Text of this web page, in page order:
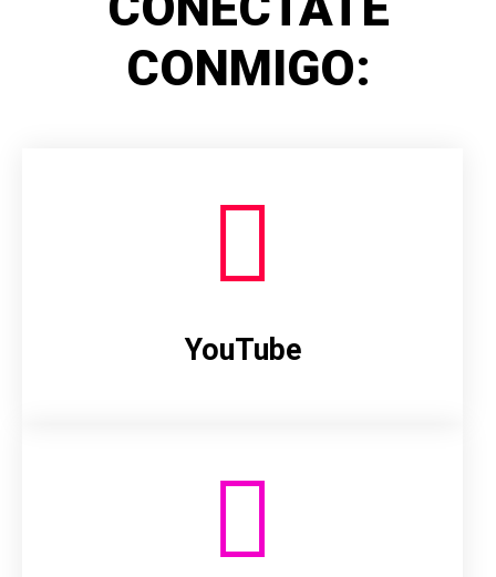
CONMIGO:
YouTube